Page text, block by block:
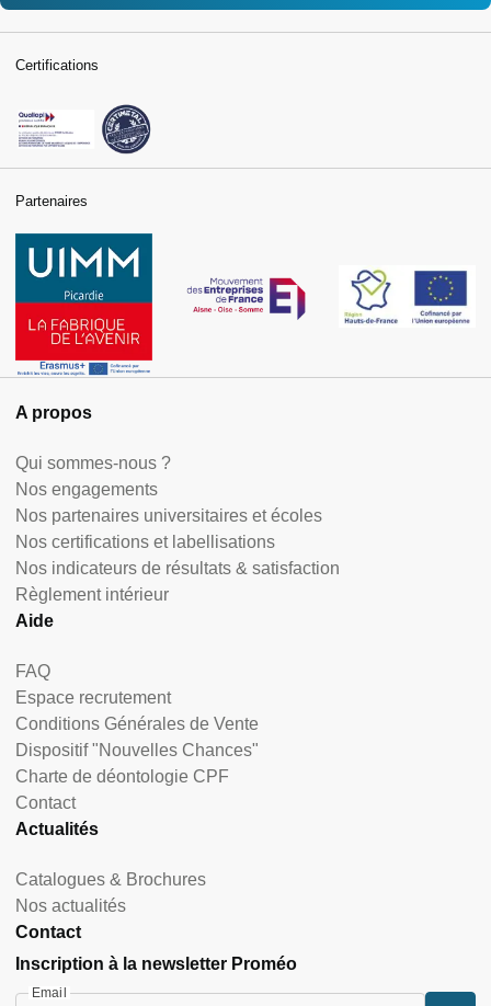
A propos
Qui sommes-nous ?
Nos engagements
Nos partenaires universitaires et écoles
Nos certifications et labellisations
Nos indicateurs de résultats & satisfaction
Règlement intérieur
Aide
FAQ
Espace recrutement
Conditions Générales de Vente
Dispositif "Nouvelles Chances"
Charte de déontologie CPF
Contact
Actualités
Catalogues & Brochures
Nos actualités
Contact
Inscription à la newsletter Proméo
Email
Certifications
Partenaires